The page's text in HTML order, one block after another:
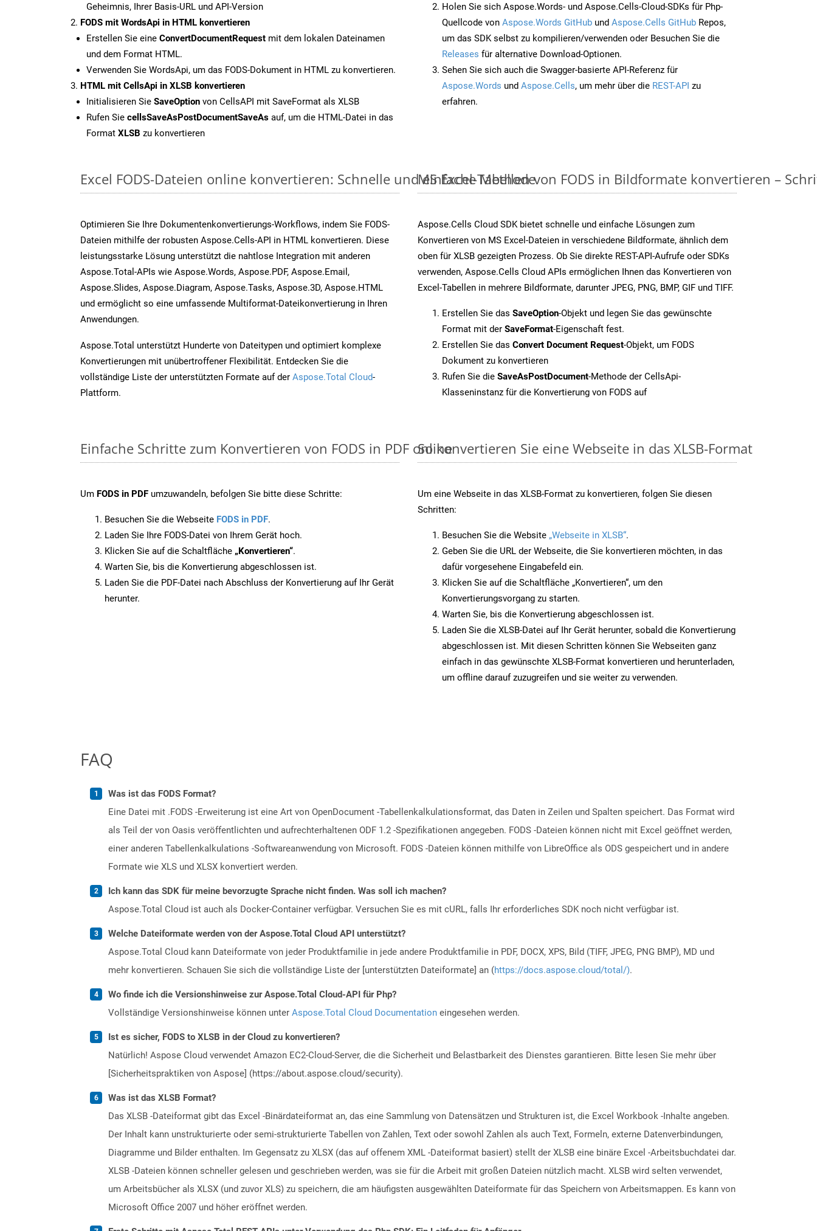
Geheimnis, Ihrer Basis-URL und API-Version
FODS mit WordsApi in HTML konvertieren
Erstellen Sie eine ConvertDocumentRequest mit dem lokalen Dateinamen
und dem Format HTML.
Verwenden Sie WordsApi, um das FODS-Dokument in HTML zu konvertieren.
HTML mit CellsApi in XLSB konvertieren
Initialisieren Sie SaveOption von CellsAPI mit SaveFormat als XLSB
Rufen Sie cellsSaveAsPostDocumentSaveAs auf, um die HTML-Datei in das
Format XLSB zu konvertieren
Holen Sie sich Aspose.Words- und Aspose.Cells-Cloud-SDKs für Php-
Quellcode von Aspose.Words GitHub und Aspose.Cells GitHub Repos,
um das SDK selbst zu kompilieren/verwenden oder Besuchen Sie die
Releases für alternative Download-Optionen.
Sehen Sie sich auch die Swagger-basierte API-Referenz für
Aspose.Words und Aspose.Cells, um mehr über die REST-API zu
erfahren.
Excel FODS-Dateien online konvertieren: Schnelle und einfache Methode
Optimieren Sie Ihre Dokumentenkonvertierungs-Workflows, indem Sie FODS-
Dateien mithilfe der robusten Aspose.Cells-API in HTML konvertieren. Diese
leistungsstarke Lösung unterstützt die nahtlose Integration mit anderen
Aspose.Total-APIs wie Aspose.Words, Aspose.PDF, Aspose.Email,
Aspose.Slides, Aspose.Diagram, Aspose.Tasks, Aspose.3D, Aspose.HTML
und ermöglicht so eine umfassende Multiformat-Dateikonvertierung in Ihren
Anwendungen.
Aspose.Total unterstützt Hunderte von Dateitypen und optimiert komplexe
Konvertierungen mit unübertroffener Flexibilität. Entdecken Sie die
vollständige Liste der unterstützten Formate auf der Aspose.Total Cloud-
Plattform.
MS Excel-Tabellen von FODS in Bildformate konvertieren –
Aspose.Cells Cloud SDK bietet schnelle und einfache Lösungen zum
Konvertieren von MS Excel-Dateien in verschiedene Bildformate, ähnlich dem
oben für XLSB gezeigten Prozess. Ob Sie direkte REST-API-Aufrufe oder SDKs
verwenden, Aspose.Cells Cloud APIs ermöglichen Ihnen das Konvertieren von
Excel-Tabellen in mehrere Bildformate, darunter JPEG, PNG, BMP, GIF und TIFF.
Erstellen Sie das SaveOption-Objekt und legen Sie das gewünschte
Format mit der SaveFormat-Eigenschaft fest.
Erstellen Sie das Convert Document Request-Objekt, um FODS
Dokument zu konvertieren
Rufen Sie die SaveAsPostDocument-Methode der CellsApi-
Klasseninstanz für die Konvertierung von FODS auf
Einfache Schritte zum Konvertieren von FODS in PDF online
Um FODS in PDF umzuwandeln, befolgen Sie bitte diese Schritte:
Besuchen Sie die Webseite FODS in PDF.
Laden Sie Ihre FODS-Datei von Ihrem Gerät hoch.
Klicken Sie auf die Schaltfläche „Konvertieren“.
Warten Sie, bis die Konvertierung abgeschlossen ist.
Laden Sie die PDF-Datei nach Abschluss der Konvertierung auf Ihr Gerät
herunter.
So konvertieren Sie eine Webseite in das XLSB-Format
Um eine Webseite in das XLSB-Format zu konvertieren, folgen Sie diesen
Schritten:
Besuchen Sie die Website „Webseite in XLSB“.
Geben Sie die URL der Webseite, die Sie konvertieren möchten, in das
dafür vorgesehene Eingabefeld ein.
Klicken Sie auf die Schaltfläche „Konvertieren“, um den
Konvertierungsvorgang zu starten.
Warten Sie, bis die Konvertierung abgeschlossen ist.
Laden Sie die XLSB-Datei auf Ihr Gerät herunter, sobald die Konvertierung
abgeschlossen ist. Mit diesen Schritten können Sie Webseiten ganz
einfach in das gewünschte XLSB-Format konvertieren und herunterladen,
um offline darauf zuzugreifen und sie weiter zu verwenden.
FAQ
Was ist das FODS Format?
Eine Datei mit .FODS -Erweiterung ist eine Art von OpenDocument -Tabellenkalkulationsformat, das Daten in Zeilen und Spalten speichert. Das Format wird
als Teil der von Oasis veröffentlichten und aufrechterhaltenen ODF 1.2 -Spezifikationen angegeben. FODS -Dateien können nicht mit Excel geöffnet werden,
einer anderen Tabellenkalkulations -Softwareanwendung von Microsoft. FODS -Dateien können mithilfe von LibreOffice als ODS gespeichert und in andere
Formate wie XLS und XLSX konvertiert werden.
Ich kann das SDK für meine bevorzugte Sprache nicht finden. Was soll ich machen?
Aspose.Total Cloud ist auch als Docker-Container verfügbar. Versuchen Sie es mit cURL, falls Ihr erforderliches SDK noch nicht verfügbar ist.
Welche Dateiformate werden von der Aspose.Total Cloud API unterstützt?
Aspose.Total Cloud kann Dateiformate von jeder Produktfamilie in jede andere Produktfamilie in PDF, DOCX, XPS, Bild (TIFF, JPEG, PNG BMP), MD und
mehr konvertieren. Schauen Sie sich die vollständige Liste der [unterstützten Dateiformate] an (https://docs.aspose.cloud/total/).
Wo finde ich die Versionshinweise zur Aspose.Total Cloud-API für Php?
Vollständige Versionshinweise können unter Aspose.Total Cloud Documentation eingesehen werden.
Ist es sicher, FODS to XLSB in der Cloud zu konvertieren?
Natürlich! Aspose Cloud verwendet Amazon EC2-Cloud-Server, die die Sicherheit und Belastbarkeit des Dienstes garantieren. Bitte lesen Sie mehr über
[Sicherheitspraktiken von Aspose] (https://about.aspose.cloud/security).
Was ist das XLSB Format?
Das XLSB -Dateiformat gibt das Excel -Binärdateiformat an, das eine Sammlung von Datensätzen und Strukturen ist, die Excel Workbook -Inhalte angeben.
Der Inhalt kann unstrukturierte oder semi-strukturierte Tabellen von Zahlen, Text oder sowohl Zahlen als auch Text, Formeln, externe Datenverbindungen,
Diagramme und Bilder enthalten. Im Gegensatz zu XLSX (das auf offenem XML -Dateiformat basiert) stellt der XLSB eine binäre Excel -Arbeitsbuchdatei dar.
XLSB -Dateien können schneller gelesen und geschrieben werden, was sie für die Arbeit mit großen Dateien nützlich macht. XLSB wird selten verwendet,
um Arbeitsbücher als XLSX (und zuvor XLS) zu speichern, die am häufigsten ausgewählten Dateiformate für das Speichern von Arbeitsmappen. Es kann von
Microsoft Office 2007 und höher eröffnet werden.